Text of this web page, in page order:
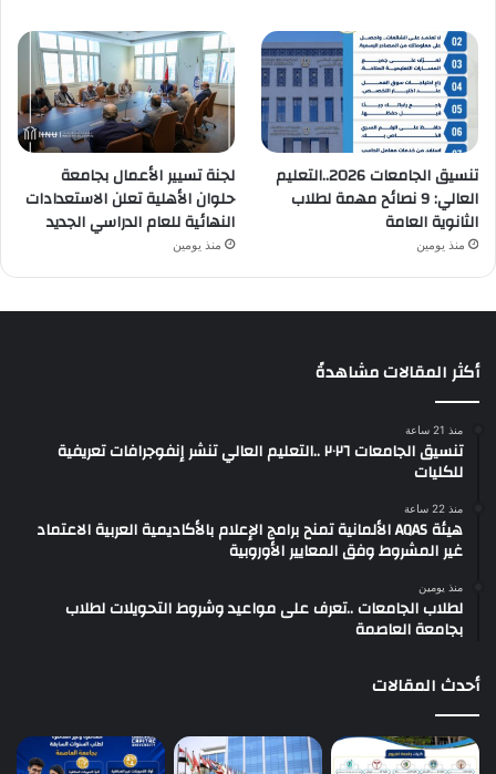
تنسيق الجامعات 2026..التعليم
العالي: 9 نصائح مهمة لطلاب
الثانوية العامة
منذ يومين
لجنة تسيير الأعمال بجامعة
حلوان الأهلية تعلن الاستعدادات
النهائية للعام الدراسي الجديد
منذ يومين
أكثر المقالات مشاهدةً
منذ 21 ساعة
تنسيق الجامعات ٢٠٢٦ ..التعليم العالي تنشر إنفوجرافات تعريفية
للكليات
منذ 22 ساعة
هيئة AQAS الألمانية تمنح برامج الإعلام بالأكاديمية العربية الاعتماد
غير المشروط وفق المعايير الأوروبية
منذ يومين
لطلاب الجامعات ..تعرف على مواعيد وشروط التحويلات لطلاب
بجامعة العاصمة
أحدث المقالات